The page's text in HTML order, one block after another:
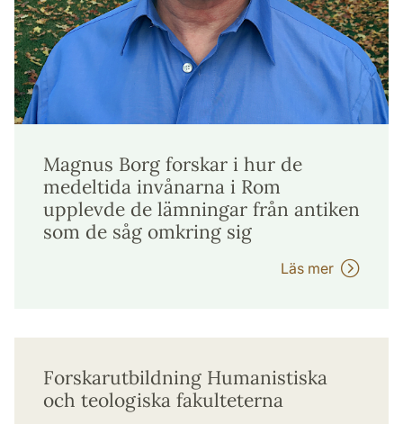
Magnus Borg forskar i hur de
medeltida invånarna i Rom
upplevde de lämningar från antiken
som de såg omkring sig
Läs mer
Forskarutbildning Humanistiska
och teologiska fakulteterna